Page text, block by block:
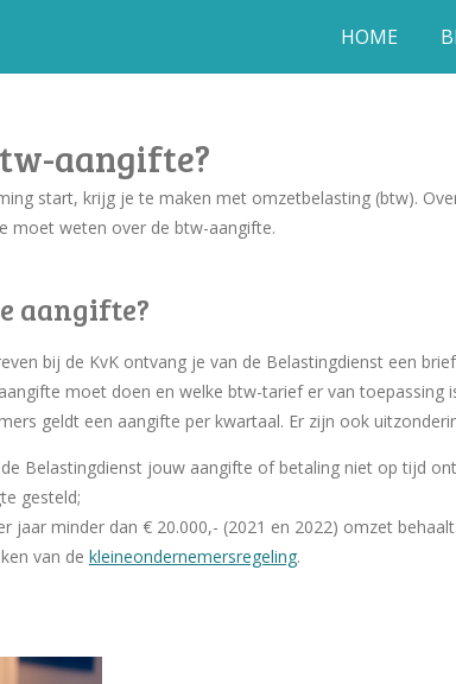
HOME
aangifte?
start, krijg je te maken met omzetbelasting (btw).
moet weten over de btw-aangifte.
aangifte?
bij de KvK ontvang je van de Belastingdienst een
moet doen en welke btw-tarief er van toepassing
geldt een aangifte per kwartaal. Er zijn ook
Belastingdienst jouw aangifte of betaling niet op tijd
gesteld;
jaar minder dan € 20.000,- (2021 en 2022) omzet behaalt.
van de kleineondernemersregeling.